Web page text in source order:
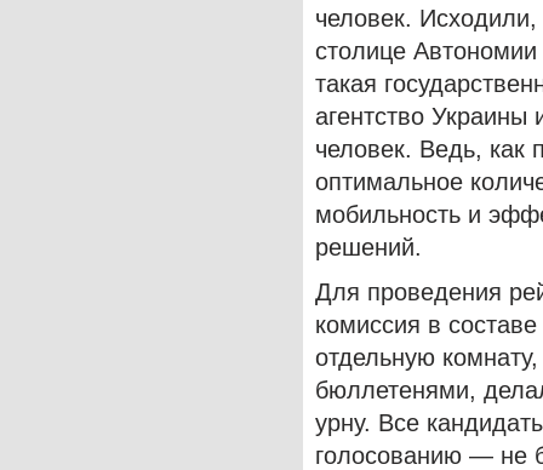
человек.
столице
такая
агентство Украины
человек. Ведь, как
оптимальное
мобильность и
решений.
Для проведения
комиссия в
отдельную
бюллетенями,
урну. Все
голосованию — не